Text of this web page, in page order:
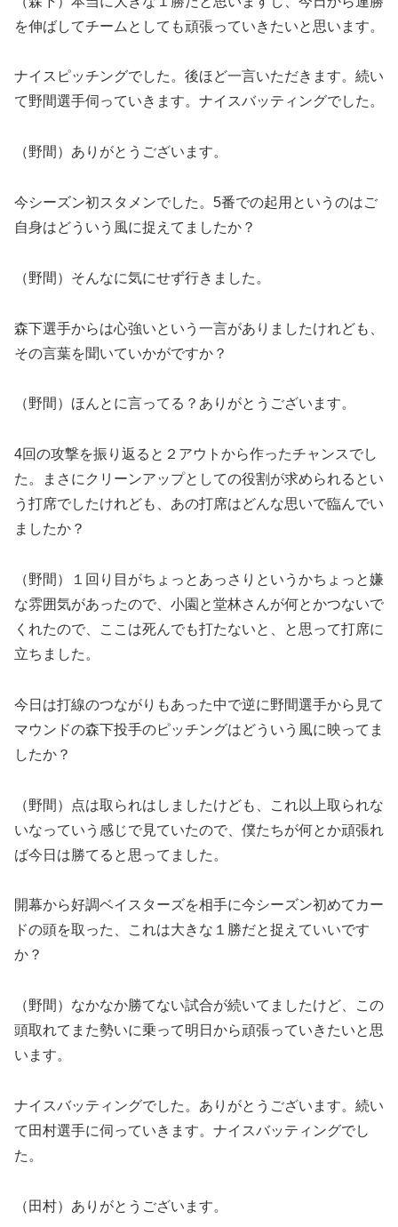
を伸ばしてチームとしても頑張っていきたいと思います。
ナイスピッチングでした。後ほど一言いただきます。続い
て野間選手伺っていきます。ナイスバッティングでした。
（野間）ありがとうございます。
今シーズン初スタメンでした。5番での起用というのはご
自身はどういう風に捉えてましたか？
（野間）そんなに気にせず行きました。
森下選手からは心強いという一言がありましたけれども、
その言葉を聞いていかがですか？
（野間）ほんとに言ってる？ありがとうございます。
4回の攻撃を振り返ると２アウトから作ったチャンスでし
た。まさにクリーンアップとしての役割が求められるとい
う打席でしたけれども、あの打席はどんな思いで臨んでい
ましたか？
（野間）１回り目がちょっとあっさりというかちょっと嫌
な雰囲気があったので、小園と堂林さんが何とかつないで
くれたので、ここは死んでも打たないと、と思って打席に
立ちました。
今日は打線のつながりもあった中で逆に野間選手から見て
マウンドの森下投手のピッチングはどういう風に映ってま
したか？
（野間）点は取られはしましたけども、これ以上取られな
いなっていう感じで見ていたので、僕たちが何とか頑張れ
ば今日は勝てると思ってました。
開幕から好調ベイスターズを相手に今シーズン初めてカー
ドの頭を取った、これは大きな１勝だと捉えていいです
か？
（野間）なかなか勝てない試合が続いてましたけど、この
頭取れてまた勢いに乗って明日から頑張っていきたいと思
います。
ナイスバッティングでした。ありがとうございます。続い
て田村選手に伺っていきます。ナイスバッティングでし
た。
（田村）ありがとうございます。